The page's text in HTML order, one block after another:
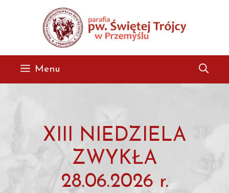
Menu
XIII NIEDZIELA
ZWYKŁA
28.06.2026 r.